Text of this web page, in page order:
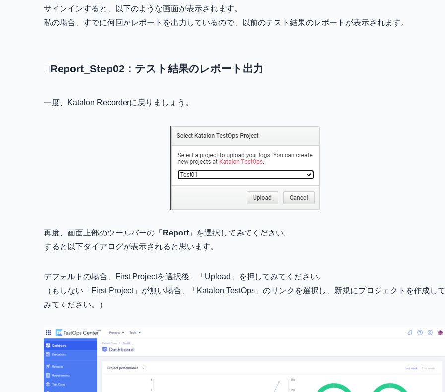
サインインすると、以下のような画面が表示されます。
私の場合、すでに何回かレポートを出力しているので、以前のテスト結果のレポートが表示されます。
□Report_Step02：テスト結果のレポート出力
一度、Katalon Recorderに戻りましょう。
再度、画面上部のツールバーの「 Report 」を選択してみてください。
すると以下ダイアログが表示されると思います。
デフォルトの場合、First Projectを選択後、「Upload」を押してみてください。
（もしない「First Project」が無い場合、「Katalon TestOps」のリンクを選択し、新規にプロジェクトを作成して
みてください。）